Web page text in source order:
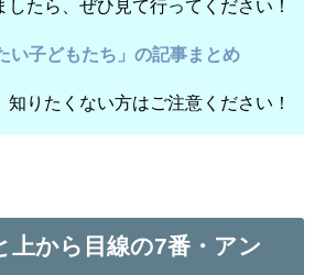
たら、ぜひ見て行ってください！
い子どもたち」の記事まとめ
りたくない方はご注意ください！
上から目線の7番・アン